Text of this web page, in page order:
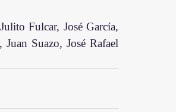
Fulcar, José García,
Suazo, José Rafael